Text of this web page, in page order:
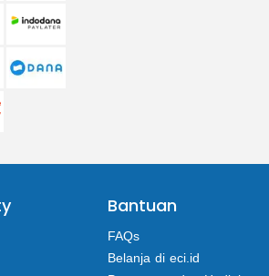
Bantuan
FAQs
Belanja di eci.id